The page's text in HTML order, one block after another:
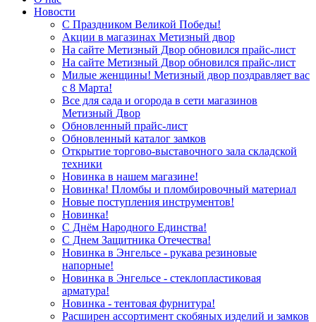
Новости
С Праздником Великой Победы!
Акции в магазинах Метизный двор
На сайте Метизный Двор обновился прайс-лист
На сайте Метизный Двор обновился прайс-лист
Милые женщины! Метизный двор поздравляет вас
с 8 Марта!
Все для сада и огорода в сети магазинов
Метизный Двор
Обновленный прайс-лист
Обновленный каталог замков
Открытие торгово-выставочного зала складской
техники
Новинка в нашем магазине!
Новинка! Пломбы и пломбировочный материал
Новые поступления инструментов!
Новинка!
С Днём Народного Единства!
С Днем Защитника Отечества!
Новинка в Энгельсе - рукава резиновые
напорные!
Новинка в Энгельсе - стеклопластиковая
арматура!
Новинка - тентовая фурнитура!
Расширен ассортимент скобяных изделий и замков